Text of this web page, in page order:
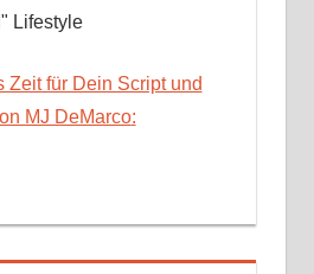
Lifestyle
Zeit für Dein Script und
MJ DeMarco: